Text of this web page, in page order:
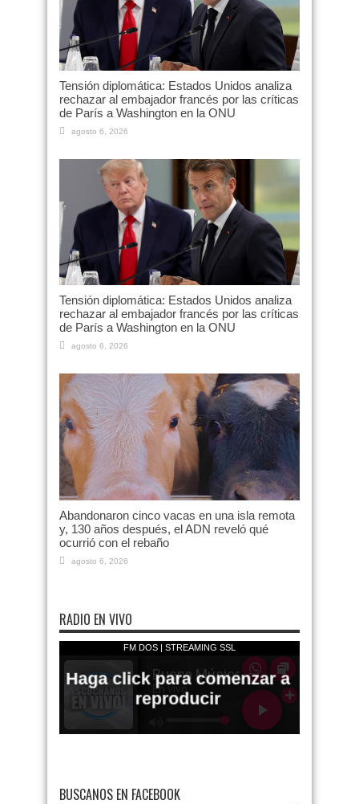
Tensión diplomática: Estados Unidos analiza
rechazar al embajador francés por las críticas
de París a Washington en la ONU
agosto 6, 2026
Tensión diplomática: Estados Unidos analiza
rechazar al embajador francés por las críticas
de París a Washington en la ONU
agosto 6, 2026
Abandonaron cinco vacas en una isla remota
y, 130 años después, el ADN reveló qué
ocurrió con el rebaño
agosto 6, 2026
RADIO EN VIVO
BUSCANOS EN FACEBOOK